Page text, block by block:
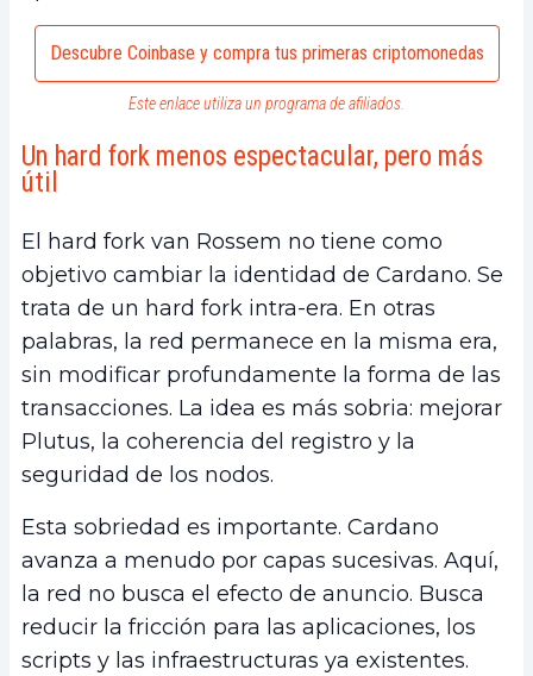
Descubre Coinbase y compra tus primeras criptomonedas
Este enlace utiliza un programa de afiliados.
Un hard fork menos espectacular, pero más
útil
El hard fork van Rossem no tiene como
objetivo cambiar la identidad de Cardano. Se
trata de un hard fork intra-era. En otras
palabras, la red permanece en la misma era,
sin modificar profundamente la forma de las
transacciones. La idea es más sobria: mejorar
Plutus, la coherencia del registro y la
seguridad de los nodos.
Esta sobriedad es importante. Cardano
avanza a menudo por capas sucesivas. Aquí,
la red no busca el efecto de anuncio. Busca
reducir la fricción para las aplicaciones, los
scripts y las infraestructuras ya existentes.